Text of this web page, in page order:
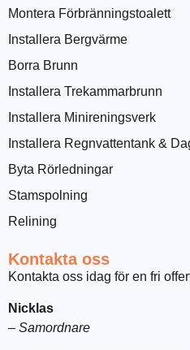
Montera Förbränningstoalett
Installera Bergvärme
Borra Brunn
Installera Trekammarbrunn
Installera Minireningsverk
Installera Regnvattentank &
Byta Rörledningar
Stamspolning
Relining
Kontakta oss
Kontakta oss idag för en fri
Nicklas
– Samordnare